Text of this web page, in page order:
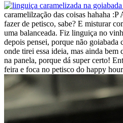
caramelilzação das coisas hahaha :P
fazer de petisco, sabe? E misturar
uma balanceada. Fiz linguiça no
depois pensei, porque não goiabada
onde tirei essa ideia, mas ainda bem
na panela, porque dá super certo!
feira e foca no petisco do happy